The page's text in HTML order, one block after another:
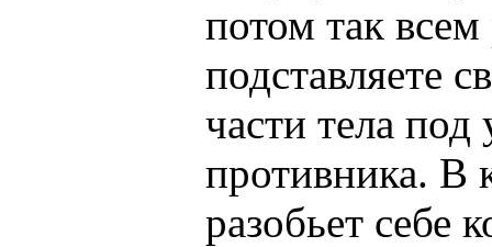
потом так всем
подставляете
части тела
противника. В
разобьет себе